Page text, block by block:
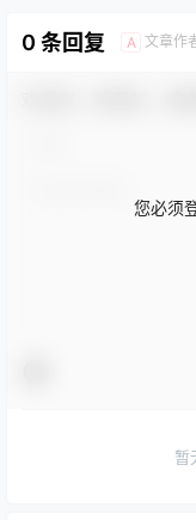
0 条回复 A 文章作
您必须
暂